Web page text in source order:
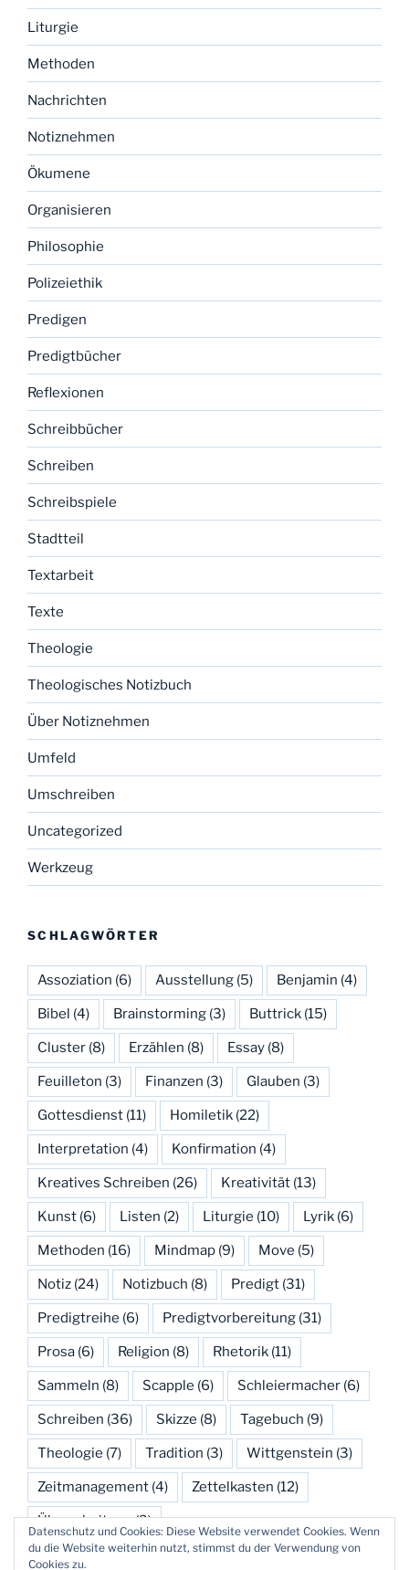
Liturgie
Methoden
Nachrichten
Notiznehmen
Ökumene
Organisieren
Philosophie
Polizeiethik
Predigen
Predigtbücher
Reflexionen
Schreibbücher
Schreiben
Schreibspiele
Stadtteil
Textarbeit
Texte
Theologie
Theologisches Notizbuch
Über Notiznehmen
Umfeld
Umschreiben
Uncategorized
Werkzeug
SCHLAGWÖRTER
Assoziation (6) Ausstellung (5) Benjamin (4)
Bibel (4) Brainstorming (3) Buttrick (15)
Cluster (8) Erzählen (8) Essay (8)
Feuilleton (3) Finanzen (3) Glauben (3)
Gottesdienst (11) Homiletik (22)
Interpretation (4) Konfirmation (4)
Kreatives Schreiben (26) Kreativität (13)
Kunst (6) Listen (2) Liturgie (10) Lyrik (6)
Methoden (16) Mindmap (9) Move (5)
Notiz (24) Notizbuch (8) Predigt (31)
Predigtreihe (6) Predigtvorbereitung (31)
Prosa (6) Religion (8) Rhetorik (11)
Sammeln (8) Scapple (6) Schleiermacher (6)
Schreiben (36) Skizze (8) Tagebuch (9)
Theologie (7) Tradition (3) Wittgenstein (3)
Zeitmanagement (4) Zettelkasten (12)
Überarbeitung(3)
Datenschutz und Cookies: Diese Website verwendet Cookies. Wenn
du die Website weiterhin nutzt, stimmst du der Verwendung von
Cookies zu.